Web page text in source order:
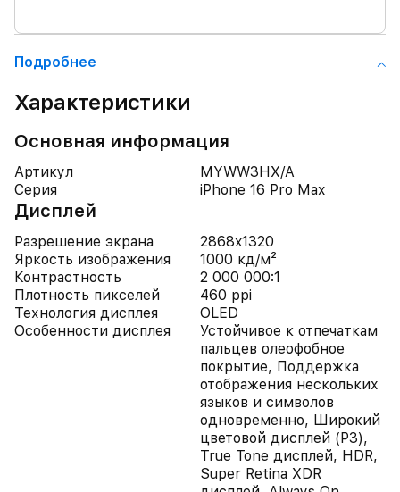
Подробнее
Характеристики
Основная информация
Артикул
MYWW3HX/A
Серия
iPhone 16 Pro Max
Дисплей
Разрешение экрана
2868x1320
Яркость изображения
1000 кд/м²
Контрастность
2 000 000:1
Плотность пикселей
460 ppi
Технология дисплея
OLED
Особенности дисплея
Устойчивое к отпечаткам
пальцев олеофобное
покрытие, Поддержка
отображения нескольких
языков и символов
одновременно, Широкий
цветовой дисплей (P3),
True Tone дисплей, HDR,
Super Retina XDR